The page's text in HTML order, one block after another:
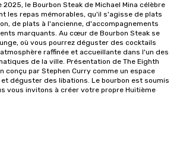
2025, le Bourbon Steak de Michael Mina célèbre
les repas mémorables, qu'il s'agisse de plats
de plats à l'ancienne, d'accompagnements
marquants. Au cœur de Bourbon Steak se
où vous pourrez déguster des cocktails
raffinée et accueillante dans l'un des
de la ville. Présentation de The Eighth
conçu par Stephen Curry comme un espace
déguster des libations. Le bourbon est soumis
vous invitons à créer votre propre Huitième